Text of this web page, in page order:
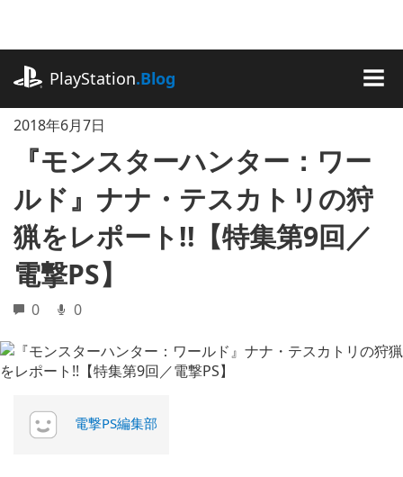
に
キ
ッ
プ
PlayStation.Blog
2018年6月7日
『モンスターハンター：ワー
ルド』ナナ・テスカトリの狩
猟をレポート!!【特集第9回／
電撃PS】
0 0
電撃PS編集部